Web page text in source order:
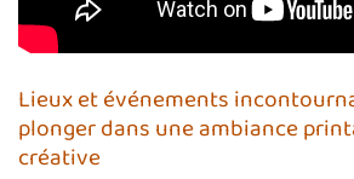
Lieux et événements
plonger dans une ambiance
créative